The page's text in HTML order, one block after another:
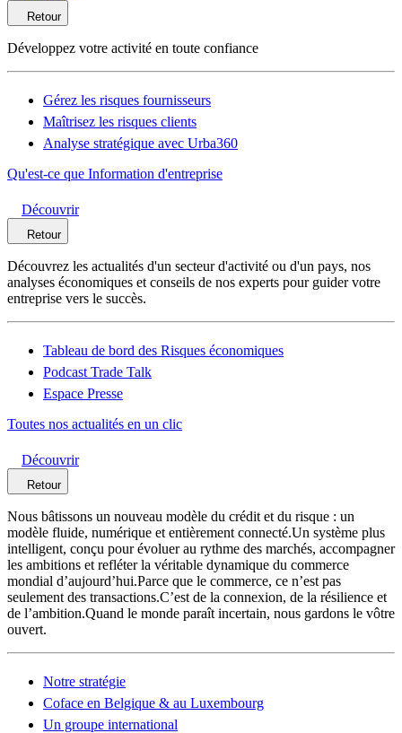
Retour
Développez votre activité en toute confiance
Gérez les risques fournisseurs
Maîtrisez les risques clients
Analyse stratégique avec Urba360
Qu'est-ce que Information d'entreprise
Découvrir
Retour
Découvrez les actualités d'un secteur d'activité ou d'un pays, nos
analyses économiques et conseils de nos experts pour guider votre
entreprise vers le succès.
Tableau de bord des Risques économiques
Podcast Trade Talk
Espace Presse
Toutes nos actualités en un clic
Découvrir
Retour
Nous bâtissons un nouveau modèle du crédit et du risque : un
modèle fluide, numérique et entièrement connecté.Un système plus
intelligent, conçu pour évoluer au rythme des marchés, accompagner
les ambitions et refléter la véritable dynamique du commerce
mondial d’aujourd’hui.Parce que le commerce, ce n’est pas
seulement des transactions.C’est de la connexion, de la résilience et
de l’ambition.Quand le monde paraît incertain, nous gardons le vôtre
ouvert.
Notre stratégie
Coface en Belgique & au Luxembourg
Un groupe international